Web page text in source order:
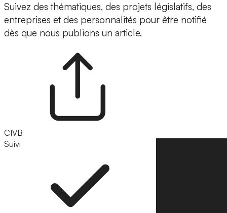
Suivez des thématiques, des projets législatifs, des
entreprises et des personnalités pour être notifié
dès que nous publions un article.
CIVB
Suivi